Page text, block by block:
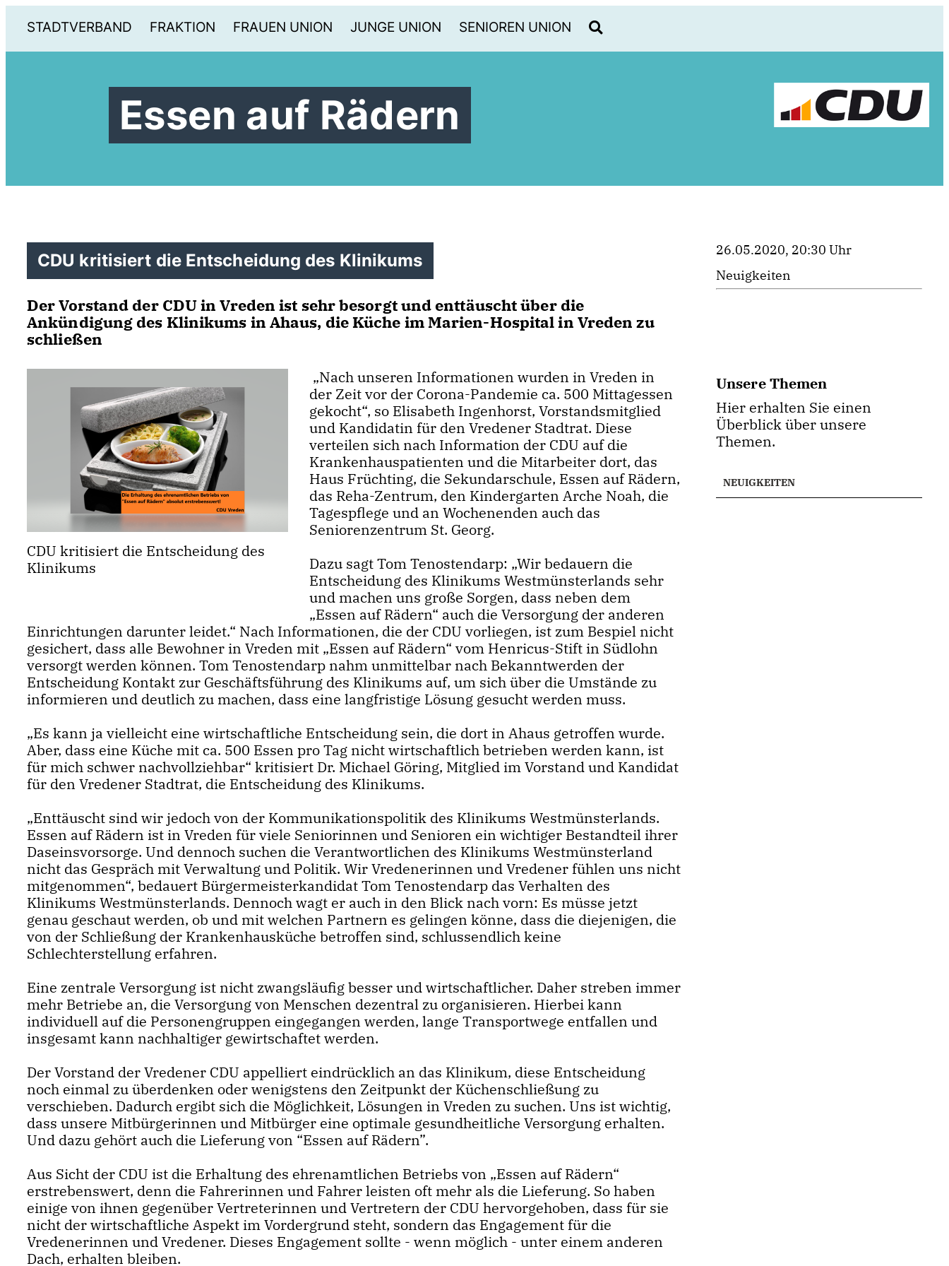
STADTVERBAND FRAKTION FRAUEN UNION JUNGE UNION SENIOREN UNION
Essen auf Rädern
CDU kritisiert die Entscheidung des Klinikums
Der Vorstand der CDU in Vreden ist sehr besorgt und enttäuscht über die
Ankündigung des Klinikums in Ahaus, die Küche im Marien-Hospital in Vreden zu
schließen
CDU kritisiert die Entscheidung des
Klinikums
Nach unseren Informationen wurden in Vreden in
der Zeit vor der Corona-Pandemie ca. 500 Mittagessen
gekocht“, so Elisabeth Ingenhorst, Vorstandsmitglied
und Kandidatin für den Vredener Stadtrat. Diese
verteilen sich nach Information der CDU auf die
Krankenhauspatienten und die Mitarbeiter dort, das
Haus Früchting, die Sekundarschule, Essen auf Rädern,
das Reha-Zentrum, den Kindergarten Arche Noah, die
Tagespflege und an Wochenenden auch das
Seniorenzentrum St. Georg.
Dazu sagt Tom Tenostendarp: „Wir bedauern die
Entscheidung des Klinikums Westmünsterlands sehr
und machen uns große Sorgen, dass neben dem
Essen auf Rädern“ auch die Versorgung der anderen
Einrichtungen darunter leidet.“ Nach Informationen, die der CDU vorliegen, ist zum Bespiel nicht
gesichert, dass alle Bewohner in Vreden mit „Essen auf Rädern“ vom Henricus-Stift in Südlohn
versorgt werden können. Tom Tenostendarp nahm unmittelbar nach Bekanntwerden der
Entscheidung Kontakt zur Geschäftsführung des Klinikums auf, um sich über die Umstände zu
informieren und deutlich zu machen, dass eine langfristige Lösung gesucht werden muss.
Es kann ja vielleicht eine wirtschaftliche Entscheidung sein, die dort in Ahaus getroffen wurde.
Aber, dass eine Küche mit ca. 500 Essen pro Tag nicht wirtschaftlich betrieben werden kann, ist
für mich schwer nachvollziehbar“ kritisiert Dr. Michael Göring, Mitglied im Vorstand und Kandidat
für den Vredener Stadtrat, die Entscheidung des Klinikums.
Enttäuscht sind wir jedoch von der Kommunikationspolitik des Klinikums Westmünsterlands.
Essen auf Rädern ist in Vreden für viele Seniorinnen und Senioren ein wichtiger Bestandteil ihrer
Daseinsvorsorge. Und dennoch suchen die Verantwortlichen des Klinikums Westmünsterland
nicht das Gespräch mit Verwaltung und Politik. Wir Vredenerinnen und Vredener fühlen uns nicht
mitgenommen“, bedauert Bürgermeisterkandidat Tom Tenostendarp das Verhalten des
Klinikums Westmünsterlands. Dennoch wagt er auch in den Blick nach vorn: Es müsse jetzt
genau geschaut werden, ob und mit welchen Partnern es gelingen könne, dass die diejenigen, die
von der Schließung der Krankenhausküche betroffen sind, schlussendlich keine
Schlechterstellung erfahren.
Eine zentrale Versorgung ist nicht zwangsläufig besser und wirtschaftlicher. Daher streben immer
mehr Betriebe an, die Versorgung von Menschen dezentral zu organisieren. Hierbei kann
individuell auf die Personengruppen eingegangen werden, lange Transportwege entfallen und
insgesamt kann nachhaltiger gewirtschaftet werden.
Der Vorstand der Vredener CDU appelliert eindrücklich an das Klinikum, diese Entscheidung
noch einmal zu überdenken oder wenigstens den Zeitpunkt der Küchenschließung zu
verschieben. Dadurch ergibt sich die Möglichkeit, Lösungen in Vreden zu suchen. Uns ist wichtig,
dass unsere Mitbürgerinnen und Mitbürger eine optimale gesundheitliche Versorgung erhalten.
Und dazu gehört auch die Lieferung von “Essen auf Rädern”.
Aus Sicht der CDU ist die Erhaltung des ehrenamtlichen Betriebs von „Essen auf Rädern“
erstrebenswert, denn die Fahrerinnen und Fahrer leisten oft mehr als die Lieferung. So haben
einige von ihnen gegenüber Vertreterinnen und Vertretern der CDU hervorgehoben, dass für sie
nicht der wirtschaftliche Aspekt im Vordergrund steht, sondern das Engagement für die
Vredenerinnen und Vredener. Dieses Engagement sollte - wenn möglich - unter einem anderen
Dach, erhalten bleiben.
26.05.2020, 20:30 Uhr
Neuigkeiten
Unsere Themen
Hier erhalten Sie einen
Überblick über unsere
Themen.
NEUIGKEITEN